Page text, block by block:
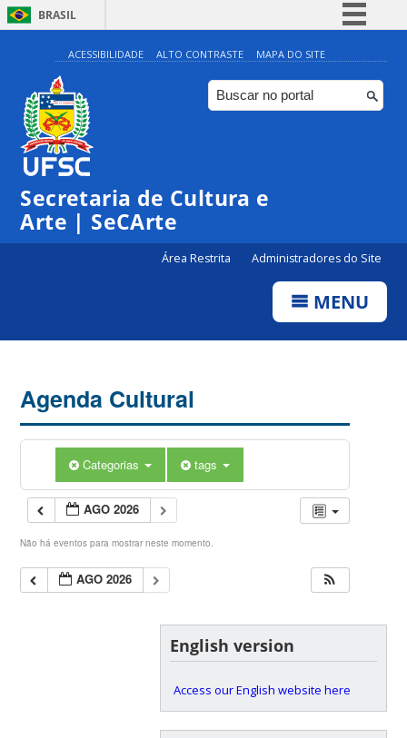
BRASIL
Simplifique!
Comunica BR
Participe
ACESSIBILIDADE ALTO CONTRASTE MAPA DO SITE
Secretaria de Cultura e
Arte | SeCArte
Área Restrita Administradores do Site
MENU
Agenda Cultural
Categorias tags
AGO 2026
Não há eventos para mostrar neste momento.
AGO 2026
English version
Access our English website here